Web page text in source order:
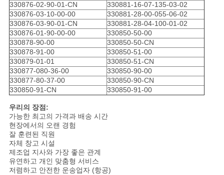
책
330876-02-90-01-CN
330881-16-07-135-03-02
330876-03-10-00-00
330881-28-00-055-06-02
330876-03-90-01-CN
330881-28-04-100-01-02
330876-01-90-00-00
330850-50-00
330878-90-00
330850-50-CN
330878-91-00
330850-51-00
330879-01-01
330850-51-CN
330877-080-36-00
330850-90-00
330877-80-37-00
330850-90-CN
330850-91-CN
330850-91-00
우리의 장점:
가능한 최고의 가격과 배송 시간
현장에서의 오랜 경험
잘 훈련된 직원
자체 창고 시설
제조업 지사와 가장 좋은 관계
유연하고 개인 맞춤형 서비스
저렴하고 안전한 운송업자 (항공)